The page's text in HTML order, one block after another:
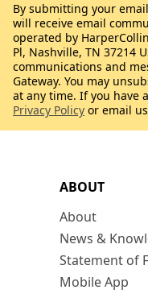
ABOUT
About
News &
Statement of
Mobile App
By submitting your
will receive email
operated by
Pl, Nashville, TN 37214
communications and
Gateway. You may
at any time. If you have
Privacy Policy or email